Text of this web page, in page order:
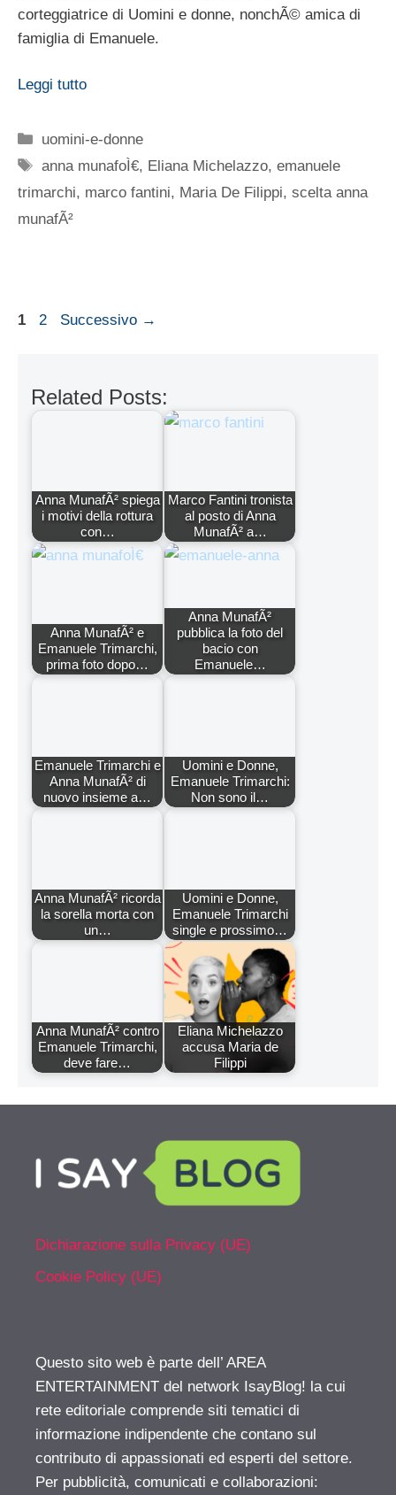
corteggiatrice di Uomini e donne, nonchÃ© amica di
famiglia di Emanuele.
Leggi tutto
Categorie
uomini-e-donne
Tag
anna munafoÌ€, Eliana Michelazzo,emanuele
trimarchi, marco fantini, Maria De Filippi, scelta anna
munafÃ²
Pagina
1 Pagina
2 Successivo →
Related Posts:
Anna MunafÃ² spiega
i motivi della rottura
con…
Marco Fantini tronista
al posto di Anna
MunafÃ² a…
Anna MunafÃ² e
Emanuele Trimarchi,
prima foto dopo…
Anna MunafÃ²
pubblica la foto del
bacio con
Emanuele…
Emanuele Trimarchi e
Anna MunafÃ² di
nuovo insieme a…
Uomini e Donne,
Emanuele Trimarchi:
Non sono il…
Anna MunafÃ² ricorda
la sorella morta con
un…
Uomini e Donne,
Emanuele Trimarchi
single e prossimo…
Anna MunafÃ² contro
Emanuele Trimarchi,
deve fare…
Eliana Michelazzo
accusa Maria de
Filippi
Dichiarazione sulla Privacy (UE)
Cookie Policy (UE)
Questo sito web è parte dell’ AREA
ENTERTAINMENT del network IsayBlog! la cui
rete editoriale comprende siti tematici di
informazione indipendente che contano sul
contributo di appassionati ed esperti del settore.
Per pubblicità, comunicati e collaborazioni: